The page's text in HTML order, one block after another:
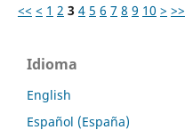
<< < 1 2 3 4 5 6 7 8 9 10 > >>
Idioma
English
Español (España)